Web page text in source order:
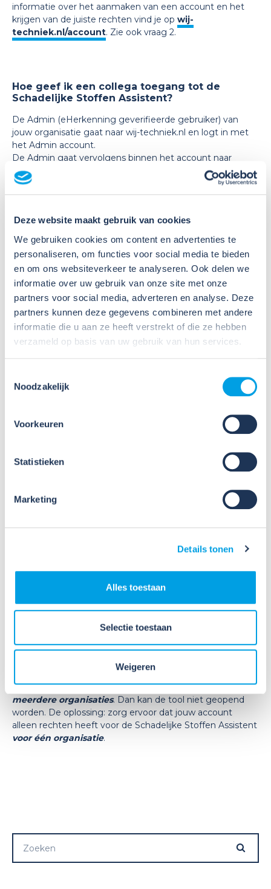
Deze website maakt gebruik van cookies
We gebruiken cookies om content en advertenties te
personaliseren, om functies voor social media te bieden
en om ons websiteverkeer te analyseren. Ook delen we
informatie over uw gebruik van onze site met onze
partners voor social media, adverteren en analyse. Deze
partners kunnen deze gegevens combineren met andere
informatie die u aan ze heeft verstrekt of die ze hebben
verzameld op basis van uw gebruik van hun services.
Noodzakelijk
Voorkeuren
Statistieken
Marketing
Details tonen
Alles toestaan
Selectie toestaan
Weigeren
informatie over het aanmaken van een account en het
krijgen van de juiste rechten vind je op wij-
techniek.nl/account. Zie ook vraag 2.
Hoe geef ik een collega toegang tot de
Schadelijke Stoffen Assistent?
De Admin (eHerkenning geverifieerde gebruiker) van
jouw organisatie gaat naar wij-techniek.nl en logt in met
het Admin account.
De Admin gaat vervolgens binnen het account naar
‘Rechten’. Daar kan de Admin rechten uitdelen voor de
Schadelijke Stoffen Assistent. Zet hiervoor alleen het
schuifje Schadelijke Stoffen Assistent op ‘aan’.
Daarna ontvangt degene aan wie de rechten zijn
toegekend een e-mail dat er rechten zijn toegekend.
inloggen op de Schadelijke Stoffen Assistent.
Wat als ik alle rechten heb, maar toch de
Schadelijke Stoffen Assistent niet kan
gebruiken?
Het kan voorkomen dat jouw Wij Techniek account
rechten heeft tot de Schadelijke Stoffen Assistentvan
meerdere organisaties. Dan kan de tool niet geopend
worden. De oplossing: zorg ervoor dat jouw account
alleen rechten heeft voor de Schadelijke Stoffen Assistent
voor één organisatie.